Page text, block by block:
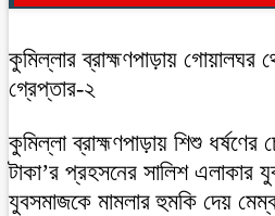
কুমিল্লার ব্রাহ্মণপাড়ায় গোয়ালঘর
গ্রেপ্তার-২
কুমিল্লা ব্রাহ্মণপাড়ায় শিশু ধর্ষণের
টাকা’র প্রহসনের সালিশ এলাকার
যুবসমাজকে মামলার হুমকি দেয়